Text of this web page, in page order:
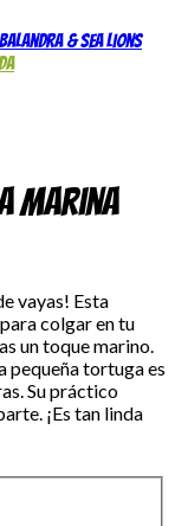
Balandra & Sea Lions
Marina
vayas! Esta
colgar en tu
un toque marino.
pequeña tortuga es
Su práctico
¡Es tan linda